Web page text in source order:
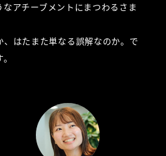
アチーブメントにまつわるさま
はたまた単なる誤解なのか。で